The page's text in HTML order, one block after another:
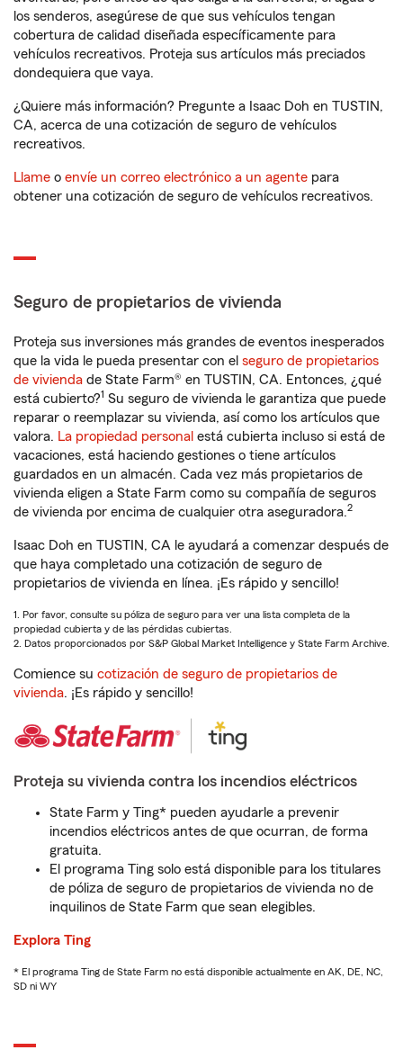
los senderos, asegúrese de que sus vehículos tengan
cobertura de calidad diseñada específicamente para
vehículos recreativos. Proteja sus artículos más preciados
dondequiera que vaya.
¿Quiere más información? Pregunte a Isaac Doh en TUSTIN,
CA, acerca de una cotización de seguro de vehículos
recreativos.
Llame o envíe un correo electrónico a un agente para
obtener una cotización de seguro de vehículos recreativos.
Seguro de propietarios de vivienda
Proteja sus inversiones más grandes de eventos inesperados
que la vida le pueda presentar con el seguro de propietarios
de vivienda de State Farm® en TUSTIN, CA. Entonces, ¿qué
está cubierto?1 Su seguro de vivienda le garantiza que puede
reparar o reemplazar su vivienda, así como los artículos que
valora. La propiedad personal está cubierta incluso si está de
vacaciones, está haciendo gestiones o tiene artículos
guardados en un almacén. Cada vez más propietarios de
vivienda eligen a State Farm como su compañía de seguros
de vivienda por encima de cualquier otra aseguradora.2
Isaac Doh en TUSTIN, CA le ayudará a comenzar después de
que haya completado una cotización de seguro de
propietarios de vivienda en línea. ¡Es rápido y sencillo!
1. Por favor, consulte su póliza de seguro para ver una lista completa de la
propiedad cubierta y de las pérdidas cubiertas.
2. Datos proporcionados por S&P Global Market Intelligence y State Farm Archive.
Comience su cotización de seguro de propietarios de
vivienda. ¡Es rápido y sencillo!
Proteja su vivienda contra los incendios eléctricos
State Farm y Ting* pueden ayudarle a prevenir
incendios eléctricos antes de que ocurran, de forma
gratuita.
El programa Ting solo está disponible para los titulares
de póliza de seguro de propietarios de vivienda no de
inquilinos de State Farm que sean elegibles.
Explora Ting
* El programa Ting de State Farm no está disponible actualmente en AK, DE, NC,
SD ni WY